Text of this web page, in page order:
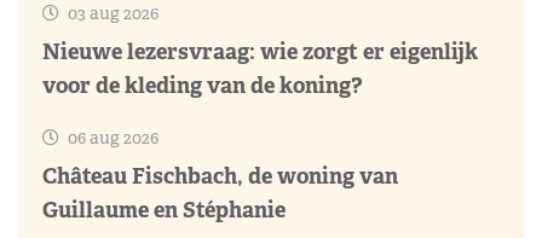
03 aug 2026
Nieuwe lezersvraag: wie zorgt er eigenlijk
voor de kleding van de koning?
06 aug 2026
Château Fischbach, de woning van
Guillaume en Stéphanie